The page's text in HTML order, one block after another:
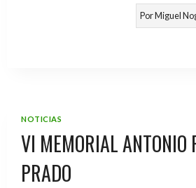
PorMiguel
NOTICIAS
VI MEMORIAL ANTONIO
PRADO